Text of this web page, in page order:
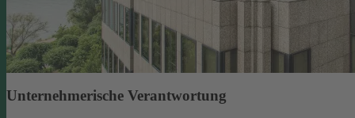
Unternehmerische Verantwortung